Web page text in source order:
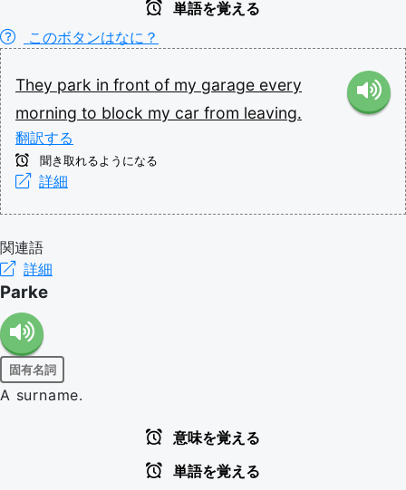
単語を覚える
このボタンはなに？
They park in front of my garage every
morning to block my car from leaving.
翻訳する
聞き取れるようになる
詳細
関連語
詳細
Parke
固有名詞
A surname.
意味を覚える
単語を覚える